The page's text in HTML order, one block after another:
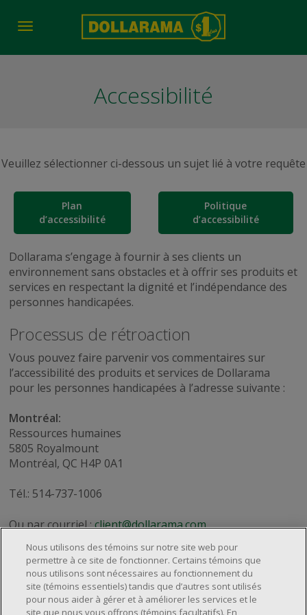
Toggle
Accessibilité
Veuillez sélectionner ci-dessous un sujet lié à votre requête
Plan
d’accessibilité
Politique
d’accessibilité
Dollarama s’engage à fournir à ses clients un
environnement sans obstacles et à offrir ses produits et
services en respectant la dignité et l’indépendance des
personnes handicapées.
Processus de rétroaction
Vous pouvez faire parvenir vos commentaires sur
l’accessibilité des produits et services de Dollarama
pour les personnes handicapées à l’adresse suivante :
Montréal:
Ressources humaines
5805 Royalmount
Montréal, QC H4P 0A1
Tél.: 514-737-1006
Ou par courriel :client@dollarama.com
À propos de nous
Nous utilisons des témoins sur notre site web pour
permettre à ce site de fonctionner. Certains témoins que
nous utilisons sont nécessaires au fonctionnement du
site (témoins essentiels) tandis que d’autres sont utilisés
pour nous aider à gérer et à améliorer les services et le
site que nous vous offrons (témoins facultatifs). En